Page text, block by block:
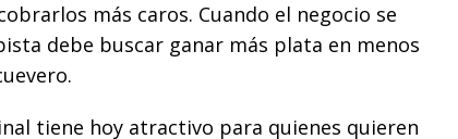
más caros. Cuando el negocio se
debe buscar ganar más plata en menos
tiene hoy atractivo para quienes quieren